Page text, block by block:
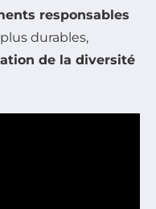
responsables
durables,
de la diversité